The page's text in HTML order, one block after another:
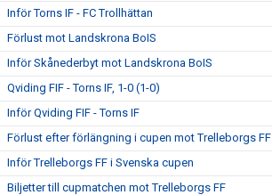
Inför Torns IF - FC Trollhättan
Förlust mot Landskrona BoIS
Inför Skånederbyt mot Landskrona BoIS
Qviding FIF - Torns IF, 1-0 (1-0)
Inför Qviding FIF - Torns IF
Förlust efter förlängning i cupen mot Trelleborgs FF
Inför Trelleborgs FF i Svenska cupen
Biljetter till cupmatchen mot Trelleborgs FF